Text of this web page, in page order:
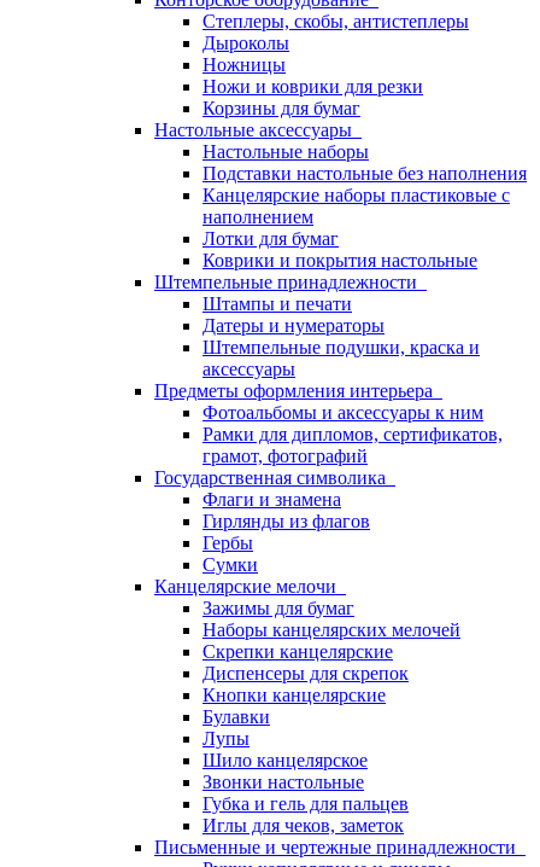
Степлеры, скобы, антистеплеры
Дыроколы
Ножницы
Ножи и коврики для резки
Корзины для бумаг
Настольные аксессуары
Настольные наборы
Подставки настольные без наполнения
Канцелярские наборы пластиковые с
наполнением
Лотки для бумаг
Коврики и покрытия настольные
Штемпельные принадлежности
Штампы и печати
Датеры и нумераторы
Штемпельные подушки, краска и
аксессуары
Предметы оформления интерьера
Фотоальбомы и аксессуары к ним
Рамки для дипломов, сертификатов,
грамот, фотографий
Государственная символика
Флаги и знамена
Гирлянды из флагов
Гербы
Сумки
Канцелярские мелочи
Зажимы для бумаг
Наборы канцелярских мелочей
Скрепки канцелярские
Диспенсеры для скрепок
Кнопки канцелярские
Булавки
Лупы
Шило канцелярское
Звонки настольные
Губка и гель для пальцев
Иглы для чеков, заметок
Письменные и чертежные принадлежности